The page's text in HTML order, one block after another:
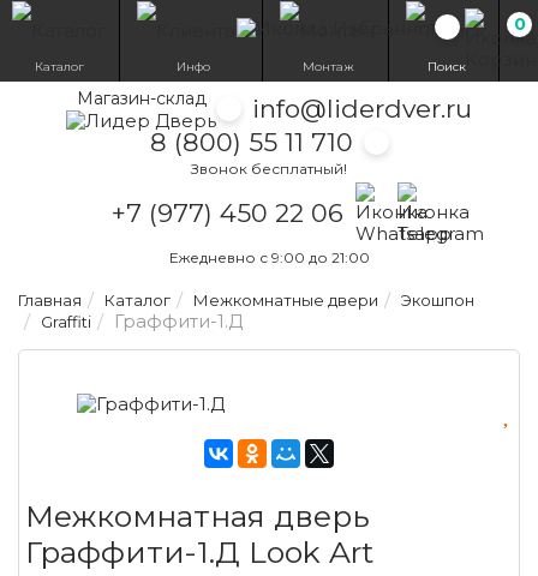
Магазин-склад
info@liderdver.ru
8 (800) 55 11 710
Звонок бесплатный!
+7 (977) 450 22 06
Написать на
Написать на
Ежедневно с 9:00 до 21:00
0
Каталог Инфо Монтаж Поиск
Главная Каталог Межкомнатные двери
Экошпон
Graffiti
Граффити-1.Д
Межкомнатная дверь
Граффити-1.Д Look Art